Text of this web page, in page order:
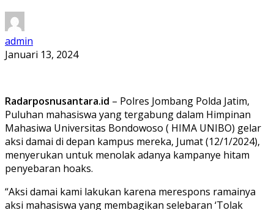
admin
Januari 13, 2024
Radarposnusantara.id – Polres Jombang Polda Jatim,
Puluhan mahasiswa yang tergabung dalam Himpinan
Mahasiwa Universitas Bondowoso ( HIMA UNIBO) gelar
aksi damai di depan kampus mereka, Jumat (12/1/2024),
menyerukan untuk menolak adanya kampanye hitam
penyebaran hoaks.
“Aksi damai kami lakukan karena merespons ramainya
aksi mahasiswa yang membagikan selebaran ‘Tolak